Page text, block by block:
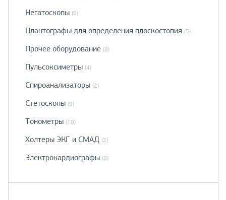
Негатоскопы (6)
Плантографы для определения плоскостопия (5)
Прочее оборудование (8)
Пульсоксиметры (4)
Спироанализаторы (2)
Стетоскопы (9)
Тонометры (10)
Холтеры ЭКГ и СМАД (2)
Электрокардиографы (8)